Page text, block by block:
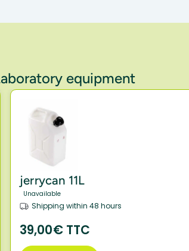
equipment
jerrycan 11L
Unavailable
Shipping within 48 hours
39,00€ TTC